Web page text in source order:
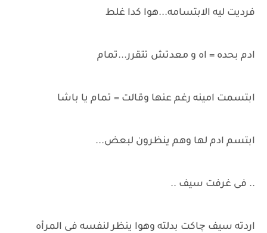
فرديت ليه الابتسامه...هوا كدا غلط
ادم بحده = اه و معدتش تتقرر...تمام
ابتسمت امينه رغم عنها وقالت = تمام يا باشا
ابتسم ادم لها وهم ينظرون لبعض...
.. فى غرفت سيف ..
اردته سيف چاكت بدلته وهوا ينظر لنفسه فى المرأه